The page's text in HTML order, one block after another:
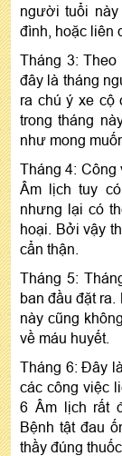
người tuổi này
đình, hoặc liên
Tháng 3:
đây là tháng
ra chú ý xe cộ
trong tháng
như mong
Tháng 4: Công
Âm lịch tuy
nhưng lại có
hoại. Bởi vậy
cẩn thận.
Tháng 5:
ban đầu đặt
này cũng
về máu huyết.
Tháng 6: Đây
các công việc
6 Âm lịch rất
Bệnh tật đau
thầy đúng thuốc.